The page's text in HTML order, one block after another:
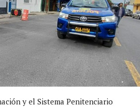
y el Sistema Penitenciario